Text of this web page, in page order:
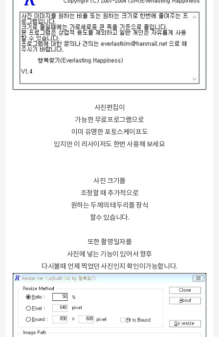
사진편집이
가능한 무료프로그램으로
이미 유명한 포토스케이프도
있지만 이 리사이저도 한번 사용해 보세요
사진 크기를
조정할 때 추가적으로
원하는 두께의 테두리를 장식
할수 있습니다.
또한 촬영일자를
사진에 넣는 기능이 있어서 향후
다시볼때 언제 찍었던 사진인지 확인이가능합니다.